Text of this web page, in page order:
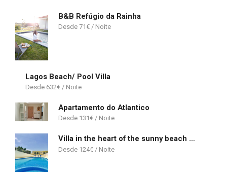
B&B Refúgio da Rainha
71€
Lagos Beach/ Pool Villa
632€
Apartamento do Atlantico
131€
Villa in the heart of the sunny beach of Albufeira
124€